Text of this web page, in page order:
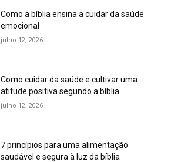
Como a bíblia ensina a cuidar da saúde
emocional
julho 12, 2026
Como cuidar da saúde e cultivar uma
atitude positiva segundo a bíblia
julho 12, 2026
7 princípios para uma alimentação
saudável e segura à luz da bíblia